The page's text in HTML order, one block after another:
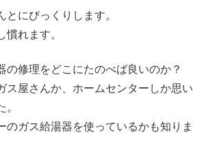
とにびっくりします。
慣れます。
の修理をどこにたのべば良いのか？
ス屋さんか、ホームセンターしか思い
のガス給湯器を使っているかも知りま